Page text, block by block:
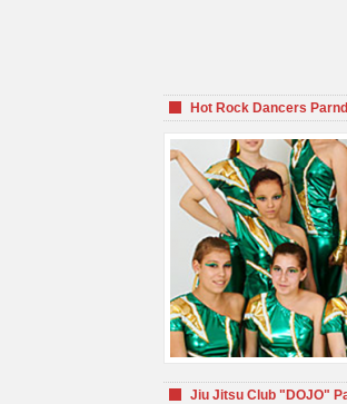
Hot Rock Dancers
Jiu Jitsu Club "DOJO"